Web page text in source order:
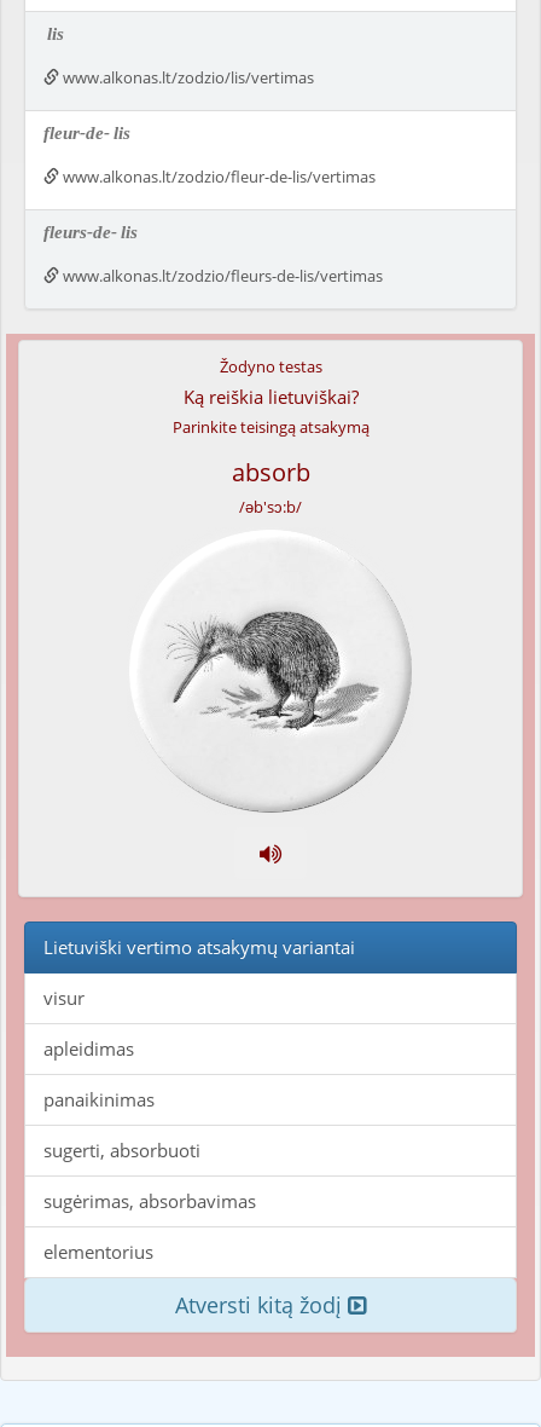
lis
www.alkonas.lt/zodzio/lis/vertimas
fleur-de-lis
www.alkonas.lt/zodzio/fleur-de-lis/vertimas
fleurs-de-lis
www.alkonas.lt/zodzio/fleurs-de-lis/vertimas
Žodyno testas
Ką reiškia lietuviškai?
Parinkite teisingą atsakymą
absorb
/əb'sɔ:b/
Lietuviški vertimo atsakymų variantai
visur
apleidimas
panaikinimas
sugerti, absorbuoti
sugėrimas, absorbavimas
elementorius
Atversti kitą žodį